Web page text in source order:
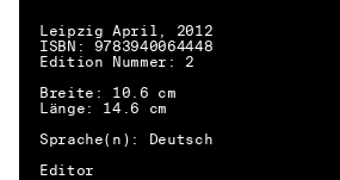
Leipzig April, 2012
ISBN: 9783940064448
Edition Nummer: 2
Breite: 10.6 cm
Länge: 14.6 cm
Sprache(n): Deutsch
Editor